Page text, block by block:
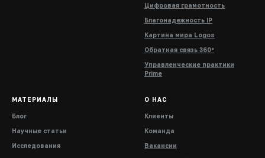
Цифровая грамотность
Благонадежность IP
Картина мира Logos
Обратная связь 360°
Управленческие практики
Prime
МАТЕРИАЛЫ
Блог
Научные статьи
Исследования
О НАС
Клиенты
Команда
Вакансии